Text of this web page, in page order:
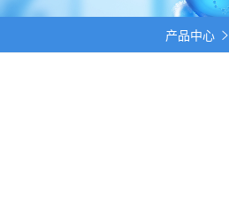
产品中心 